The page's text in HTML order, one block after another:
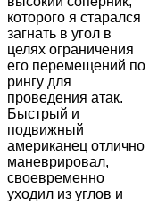
которого я старался
загнать в угол в
целях ограничения
его перемещений по
рингу для
проведения атак.
Быстрый и
подвижный
американец отлично
маневрировал,
своевременно
уходил из углов и